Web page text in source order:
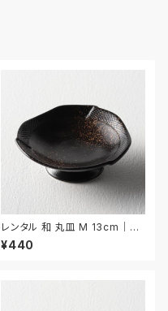
レンタル 和 丸皿 M 13cm｜W
MM041
¥440